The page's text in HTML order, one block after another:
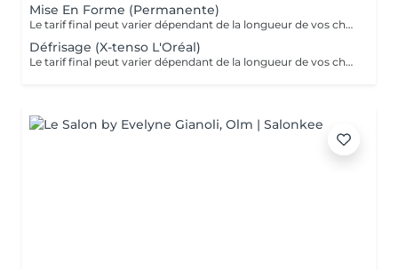
Mise En Forme (Permanente)
Le tarif final peut varier dépendant de la longueur de vos cheveux ainsi que des soins et produits utilisés.
Défrisage (X-tenso L'Oréal)
Le tarif final peut varier dépendant de la longueur de vos cheveux ainsi que des soins et produits utilisés.